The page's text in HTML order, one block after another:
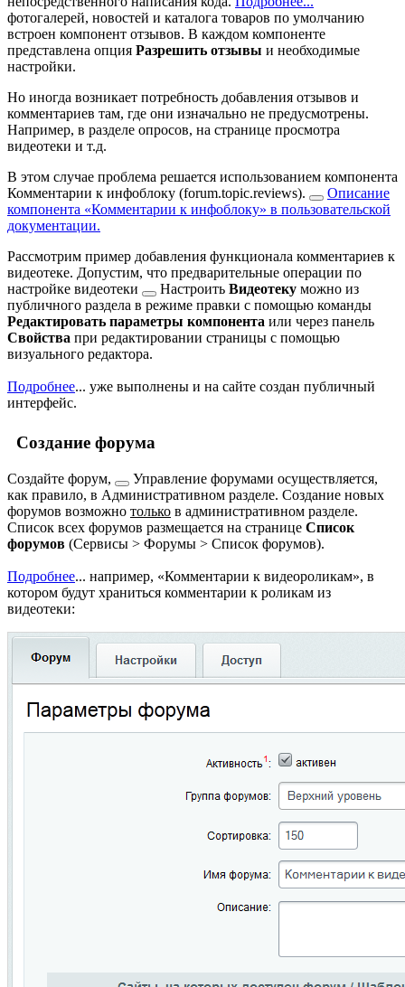
фотогалерей, новостей и каталога товаров по умолчанию
встроен компонент отзывов. В каждом компоненте
представлена опция Разрешить отзывы и необходимые
настройки.
Но иногда возникает потребность добавления отзывов и
комментариев там, где они изначально не предусмотрены.
Например, в разделе опросов, на странице просмотра
видеотеки и т.д.
В этом случае проблема решается использованием компонента
Комментарии к инфоблоку (forum.topic.reviews).
Описание
компонента «Комментарии к инфоблоку» в пользовательской
документации.
Рассмотрим пример добавления функционала комментариев к
видеотеке. Допустим, что предварительные операции по
настройке видеотеки
Настроить Видеотеку можно из
публичного раздела в режиме правки с помощью команды
Редактировать параметры компонента или через панель
Свойства при редактировании страницы с помощью
визуального редактора.
Подробнее... уже выполнены и на сайте создан публичный
интерфейс.
Создание форума
Создайте форум,
Управление форумами осуществляется,
как правило, в Административном разделе. Создание новых
форумов возможно только в административном разделе.
Список всех форумов размещается на странице Список
форумов (Сервисы > Форумы > Список форумов).
Подробнее... например, Комментарии к видеороликам , в
котором будут храниться комментарии к роликам из
видеотеки: